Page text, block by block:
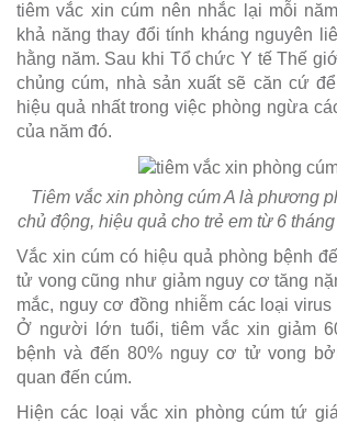
tiêm vắc xin cúm nên nhắc lại mỗi
khả năng thay đổi tính kháng nguyên
hằng năm. Sau khi Tổ chức Y tế Thế
chủng cúm, nhà sản xuất sẽ căn cứ
hiệu quả nhất trong việc phòng ngừa
của năm đó.
Tiêm vắc xin phòng cúm A là phương
chủ động, hiệu quả cho trẻ em từ 6
Vắc xin cúm có hiệu quả phòng bệnh
tử vong cũng như giảm nguy cơ tăng
mắc, nguy cơ đồng nhiễm các loại
Ở người lớn tuổi, tiêm vắc xin giảm
bệnh và đến 80% nguy cơ tử vong
quan đến cúm.
Hiện các loại vắc xin phòng cúm tứ